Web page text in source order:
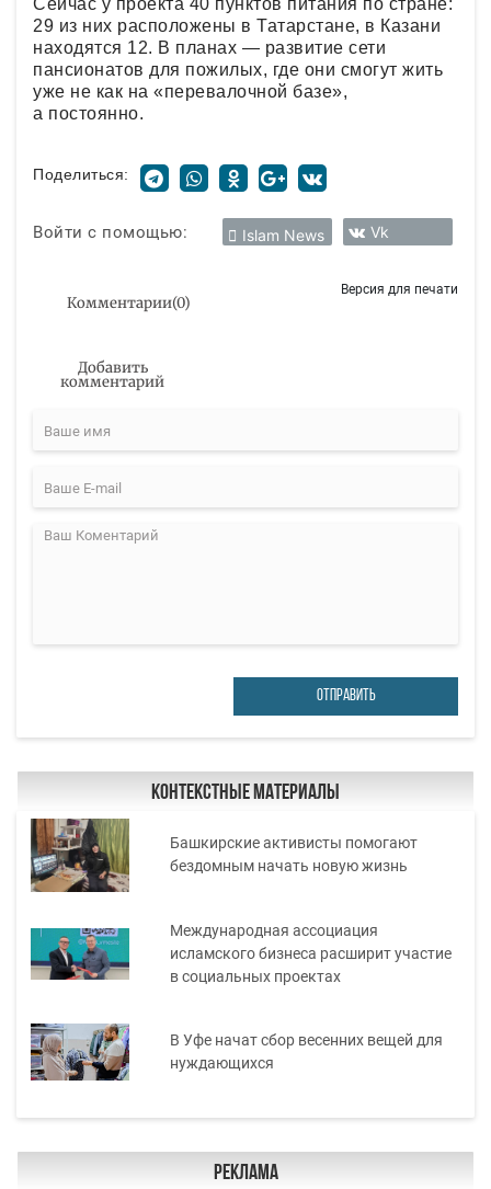
Сейчас у проекта 40 пунктов питания по стране:
29 из них расположены в Татарстане, в Казани
находятся 12. В планах — развитие сети
пансионатов для пожилых, где они смогут жить
уже не как на «перевалочной базе»,
а постоянно.
Поделиться:
Войти с помощью: Islam News Vk
Комментарии(0)
Версия для печати
Добавить
комментарий
ОТПРАВИТЬ
Контекстные материалы
Башкирские активисты помогают
бездомным начать новую жизнь
Международная ассоциация
исламского бизнеса расширит участие
в социальных проектах
В Уфе начат сбор весенних вещей для
нуждающихся
Реклама